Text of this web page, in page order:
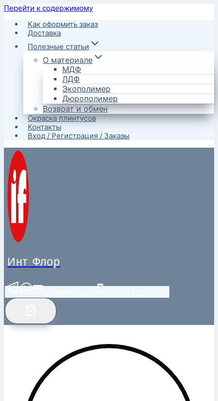
Перейти к содержимому
Как оформить заказ
Доставка
Полезные статьи
О материале
МДФ
ЛДФ
Экополимер
Дюрополимер
Возврат и обмен
Окраска плинтусов
Контакты
Вход / Регистрация / Заказы
Инт Флор